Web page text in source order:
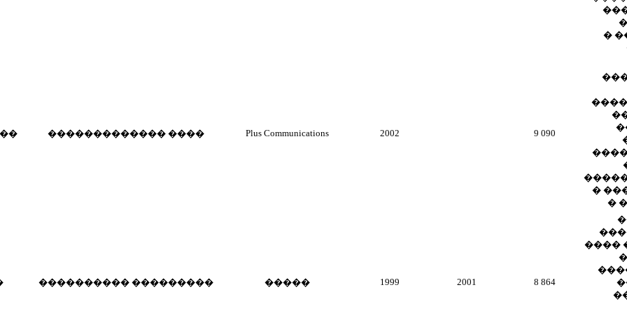
�
������������� ���� Plus Communications 2002 9 090
�
�
���������� ��������� ����� 1999 2001 8 864
����